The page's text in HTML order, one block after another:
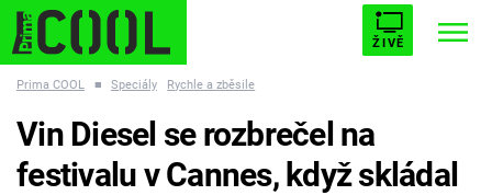
ŽIVĚ
ESCAPE PLNEJ KOTEL AVENGERS 5
Prima COOL ■ Speciály Rychle a zběsile
Vin Diesel se rozbrečel na
festivalu v Cannes, když skládal